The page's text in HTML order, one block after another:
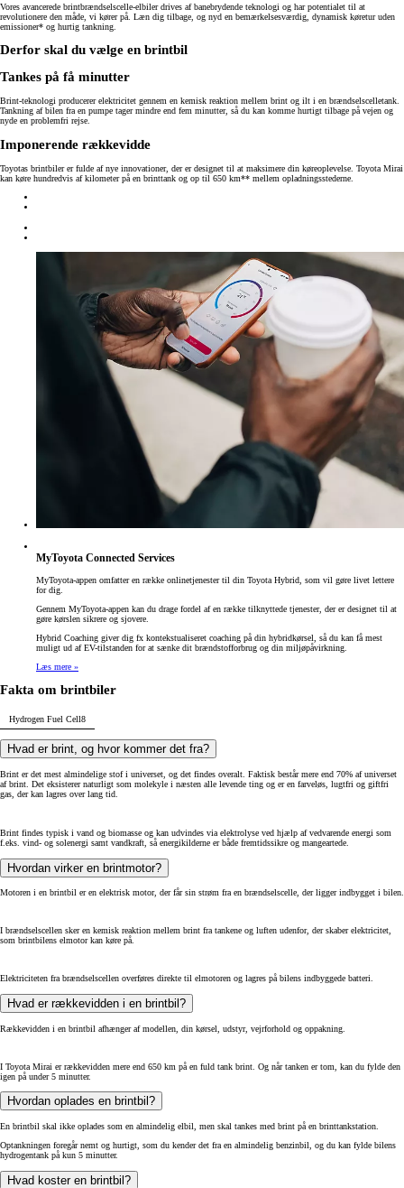
Vores avancerede brintbrændselscelle-elbiler drives af banebrydende teknologi og har potentialet til at
revolutionere den måde, vi kører på. Læn dig tilbage, og nyd en bemærkelsesværdig, dynamisk køretur uden
emissioner* og hurtig tankning.
Derfor skal du vælge en brintbil
Tankes på få minutter
Brint-teknologi producerer elektricitet gennem en kemisk reaktion mellem brint og ilt i en brændselscelletank.
Tankning af bilen fra en pumpe tager mindre end fem minutter, så du kan komme hurtigt tilbage på vejen og
nyde en problemfri rejse.
Imponerende rækkevidde
Toyotas brintbiler er fulde af nye innovationer, der er designet til at maksimere din køreoplevelse. Toyota Mirai
kan køre hundredvis af kilometer på en brinttank og op til 650 km** mellem opladningsstederne.
MyToyota Connected Services
MyToyota-appen omfatter en række onlinetjenester til din Toyota Hybrid, som vil gøre livet lettere
for dig.
Gennem MyToyota-appen kan du drage fordel af en række tilknyttede tjenester, der er designet til at
gøre kørslen sikrere og sjovere.
Hybrid Coaching giver dig fx kontekstualiseret coaching på din hybridkørsel, så du kan få mest
muligt ud af EV-tilstanden for at sænke dit brændstofforbrug og din miljøpåvirkning.
Læs mere »
Fakta om brintbiler
Hydrogen Fuel Cell8
Hvad er brint, og hvor kommer det fra?
Brint er det mest almindelige stof i universet, og det findes overalt. Faktisk består mere end 70% af universet
af brint. Det eksisterer naturligt som molekyle i næsten alle levende ting og er en farveløs, lugtfri og giftfri
gas, der kan lagres over lang tid.
Brint findes typisk i vand og biomasse og kan udvindes via elektrolyse ved hjælp af vedvarende energi som
f.eks. vind- og solenergi samt vandkraft, så energikilderne er både fremtidssikre og mangeartede.
Hvordan virker en brintmotor?
Motoren i en brintbil er en elektrisk motor, der får sin strøm fra en brændselscelle, der ligger indbygget i bilen.
I brændselscellen sker en kemisk reaktion mellem brint fra tankene og luften udenfor, der skaber elektricitet,
som brintbilens elmotor kan køre på.
Elektriciteten fra brændselscellen overføres direkte til elmotoren og lagres på bilens indbyggede batteri.
Hvad er rækkevidden i en brintbil?
Rækkevidden i en brintbil afhænger af modellen, din kørsel, udstyr, vejrforhold og oppakning.
I Toyota Mirai er rækkevidden mere end 650 km på en fuld tank brint. Og når tanken er tom, kan du fylde den
igen på under 5 minutter.
Hvordan oplades en brintbil?
En brintbil skal ikke oplades som en almindelig elbil, men skal tankes med brint på en brinttankstation.
Optankningen foregår nemt og hurtigt, som du kender det fra en almindelig benzinbil, og du kan fylde bilens
hydrogentank på kun 5 minutter.
Hvad koster en brintbil?